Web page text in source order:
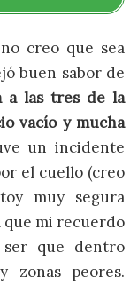
creo que sea
buen sabor de
a las tres de la
vacío y mucha
un incidente
el cuello (creo
muy segura
que mi recuerdo
ser que dentro
zonas peores.